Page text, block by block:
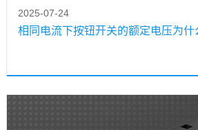
2025-07-24
相同电流下按钮开关的额定电压为什